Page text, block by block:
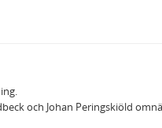
och Johan Peringskiöld